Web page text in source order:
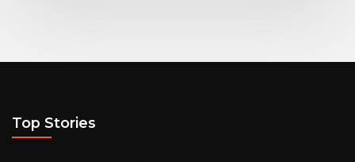
Top Stories